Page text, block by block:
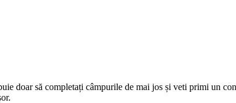
doar să completați câmpurile de mai jos și veti primi un